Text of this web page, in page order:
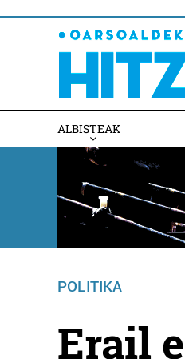
ALBISTEAK
POLITIKA
Erail